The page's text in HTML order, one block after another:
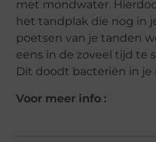
met mondwater.
het tandplak die nog in
poetsen van je tanden
eens in de zoveel tijd te
Dit doodt bacteriën in je
Voor meer info :